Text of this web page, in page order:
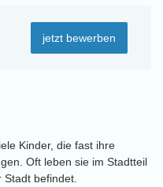
jetzt bewerben
Kinder, die fast ihre
Oft leben sie im Stadtteil
befindet.